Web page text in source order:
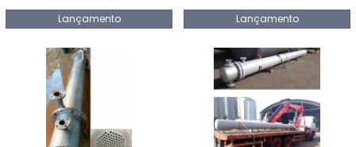
Lançamento Lançamento